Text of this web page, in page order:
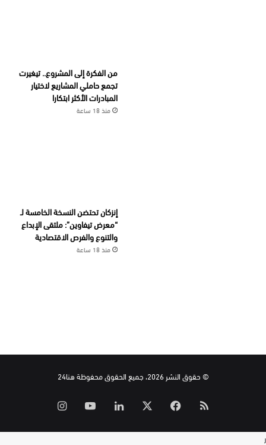
من الفكرة إلى المشروع.. تيغيرت
تجمع حاملي المشاريع لاختيار
المبادرات الأكثر ابتكارا
منذ 18 ساعة
إنزكان تحتضن النسخة الخامسة لـ
“معرض تيفاوين”: ملتقى الإبداع
والتنوع والفرص الاقتصادية
منذ 18 ساعة
© حقوق النشر 2026، جميع الحقوق محفوظة هنا24
ملخص
الموقع
فيسبوك لينكدإن ‫YouTube
ر